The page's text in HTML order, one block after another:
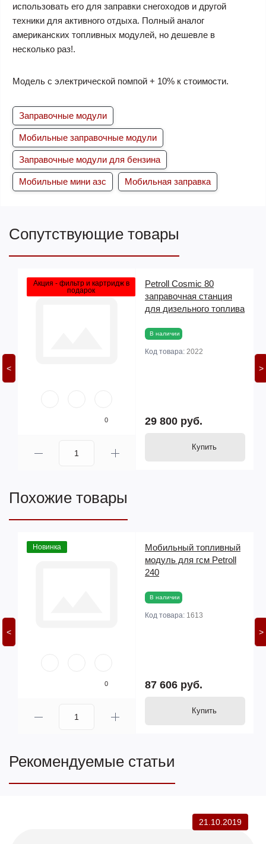
использовать его для заправки снегоходов и другой
техники для активного отдыха. Полный аналог
американских топливных модулей, но дешевле в
несколько раз!.
Модель с электрической помпой + 10% к стоимости.
Заправочные модули
Мобильные заправочные модули
Заправочные модули для бензина
Мобильные мини азс Мобильная заправка
Сопутствующие товары
<
Акция - фильтр и картридж в
подарок
0
Petroll Cosmic 80
заправочная станция
для дизельного топлива
В наличии
Код товара: 2022
29 800 руб.
Купить
>
Похожие товары
<
Новинка
0
Мобильный топливный
модуль для гсм Petroll
240
В наличии
Код товара: 1613
87 606 руб.
Купить
>
Рекомендуемые статьи
21.10.2019